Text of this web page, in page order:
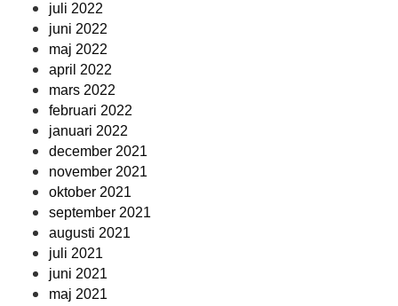
juli 2022
juni 2022
maj 2022
april 2022
mars 2022
februari 2022
januari 2022
december 2021
november 2021
oktober 2021
september 2021
augusti 2021
juli 2021
juni 2021
maj 2021